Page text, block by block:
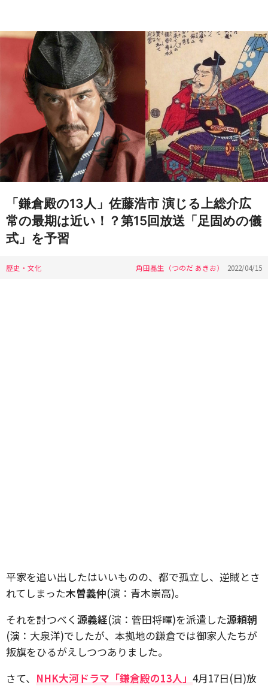
「鎌倉殿の13人」佐藤浩市 演じる上総介広
常の最期は近い！？第15回放送「足固めの儀
式」を予習
歴史・文化 角田晶生（つのだ あきお） 2022/04/15
平家を追い出したはいいものの、都で孤立し、逆賊とさ
れてしまった木曽義仲(演：青木崇高)。
それを討つべく 源義経(演：菅田将暉)を派遣した源頼朝
(演：大泉洋)でしたが、本拠地の鎌倉では御家人たちが
叛旗をひるがえしつつありました。
さて、 NHK大河ドラマ「鎌倉殿の13人」 4月17日(日)放